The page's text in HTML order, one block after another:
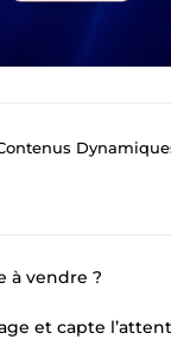
à vendre ?
et capte